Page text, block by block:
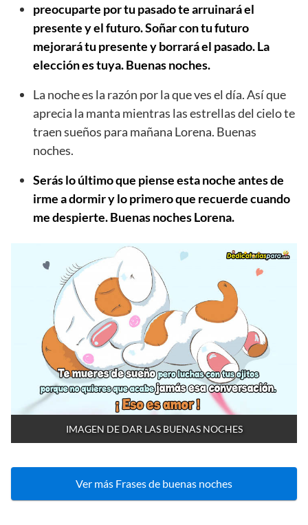
preocuparte por tu pasado te arruinará el
presente y el futuro. Soñar con tu futuro
mejorará tu presente y borrará el pasado. La
elección es tuya. Buenas noches.
La noche es la razón por la que ves el día. Así que
aprecia la manta mientras las estrellas del cielo te
traen sueños para mañana Lorena. Buenas
noches.
Serás lo último que piense esta noche antes de
irme a dormir y lo primero que recuerde cuando
me despierte. Buenas noches Lorena.
IMAGEN DE DAR LAS BUENAS NOCHES
Ver más Frases de buenas noches